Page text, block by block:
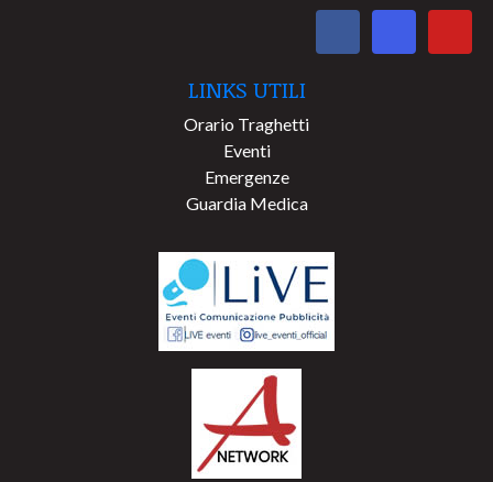
LINKS UTILI
Orario Traghetti
Eventi
Emergenze
Guardia Medica